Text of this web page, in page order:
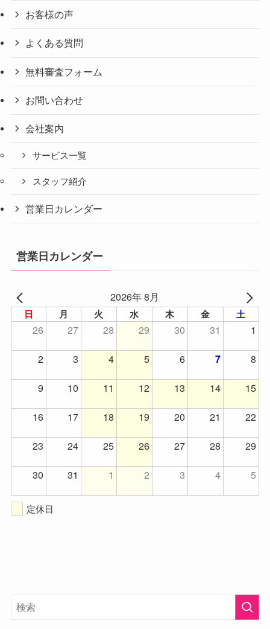
お客様の声
よくある質問
無料審査フォーム
お問い合わせ
会社案内
サービス一覧
スタッフ紹介
営業日カレンダー
営業日カレンダー
2026年 8月
日 月 火 水 木 金 土
26 27 28 29 30 31
1
2
3 4 5 6 7
8
9
10 11 12 13 14
15
16
17 18 19 20 21
22
23
24 25 26 27 28
29
30
31 1 2 3 4 5
定休日